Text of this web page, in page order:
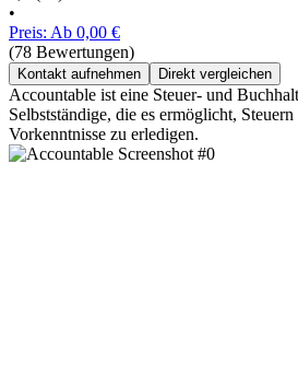
•
Preis: Ab 0,00 €
(78 Bewertungen)
Kontakt aufnehmen Direkt vergleichen
Accountable ist eine Steuer- und
Selbstständige, die es ermöglicht,
Vorkenntnisse zu erledigen.